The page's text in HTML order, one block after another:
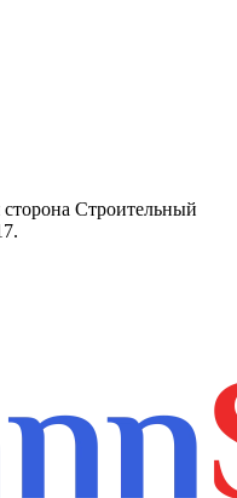
Строительный